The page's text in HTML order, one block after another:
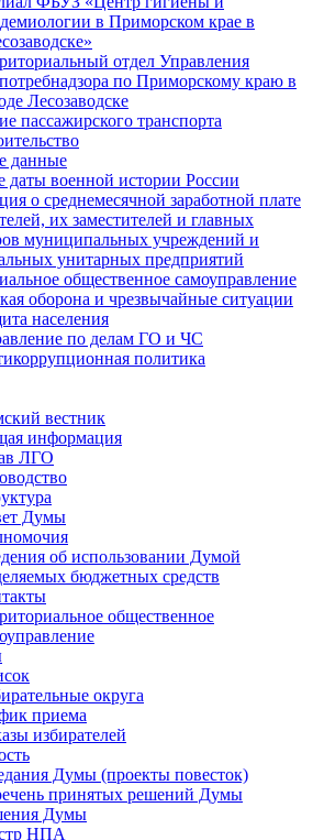
в Приморском крае в
отдел Управления
по Приморскому краю в
Лесозаводске
пассажирского транспорта
данные
даты военной истории России
о среднемесячной заработной плате
их заместителей и главных
муниципальных учреждений и
унитарных предприятий
общественное самоуправление
оборона и чрезвычайные ситуации
населения
по делам ГО и ЧС
политика
вестник
информация
ЛГО
Думы
об использовании Думой
бюджетных средств
общественное
округа
приема
избирателей
Думы (проекты повесток)
принятых решений Думы
Думы
НПА